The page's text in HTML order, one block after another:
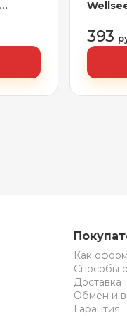
см (с
393
Как
Способы
Доставка
Обмен и
Гарантия